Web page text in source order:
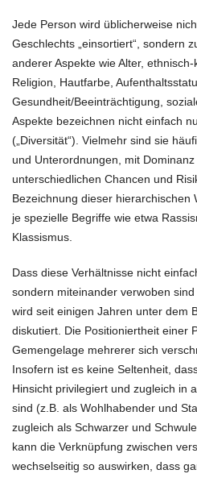
Jede Person wird üblicherweise
Geschlechts „einsortiert“, sondern
anderer Aspekte wie Alter,
Religion, Hautfarbe,
Gesundheit/Beeinträchtigung,
Aspekte bezeichnen nicht einfach
(„Diversität“). Vielmehr sind sie
und Unterordnungen, mit
unterschiedlichen Chancen und
Bezeichnung dieser hierarchischen
je spezielle Begriffe wie etwa
Klassismus.
Dass diese Verhältnisse nicht
sondern miteinander verwoben
wird seit einigen Jahren unter dem
diskutiert. Die Positioniertheit einer
Gemengelage mehrerer sich
Insofern ist es keine Seltenheit,
Hinsicht privilegiert und zugleich in
sind (z.B. als Wohlhabender und
zugleich als Schwarzer und
kann die Verknüpfung zwischen
wechselseitig so auswirken, dass